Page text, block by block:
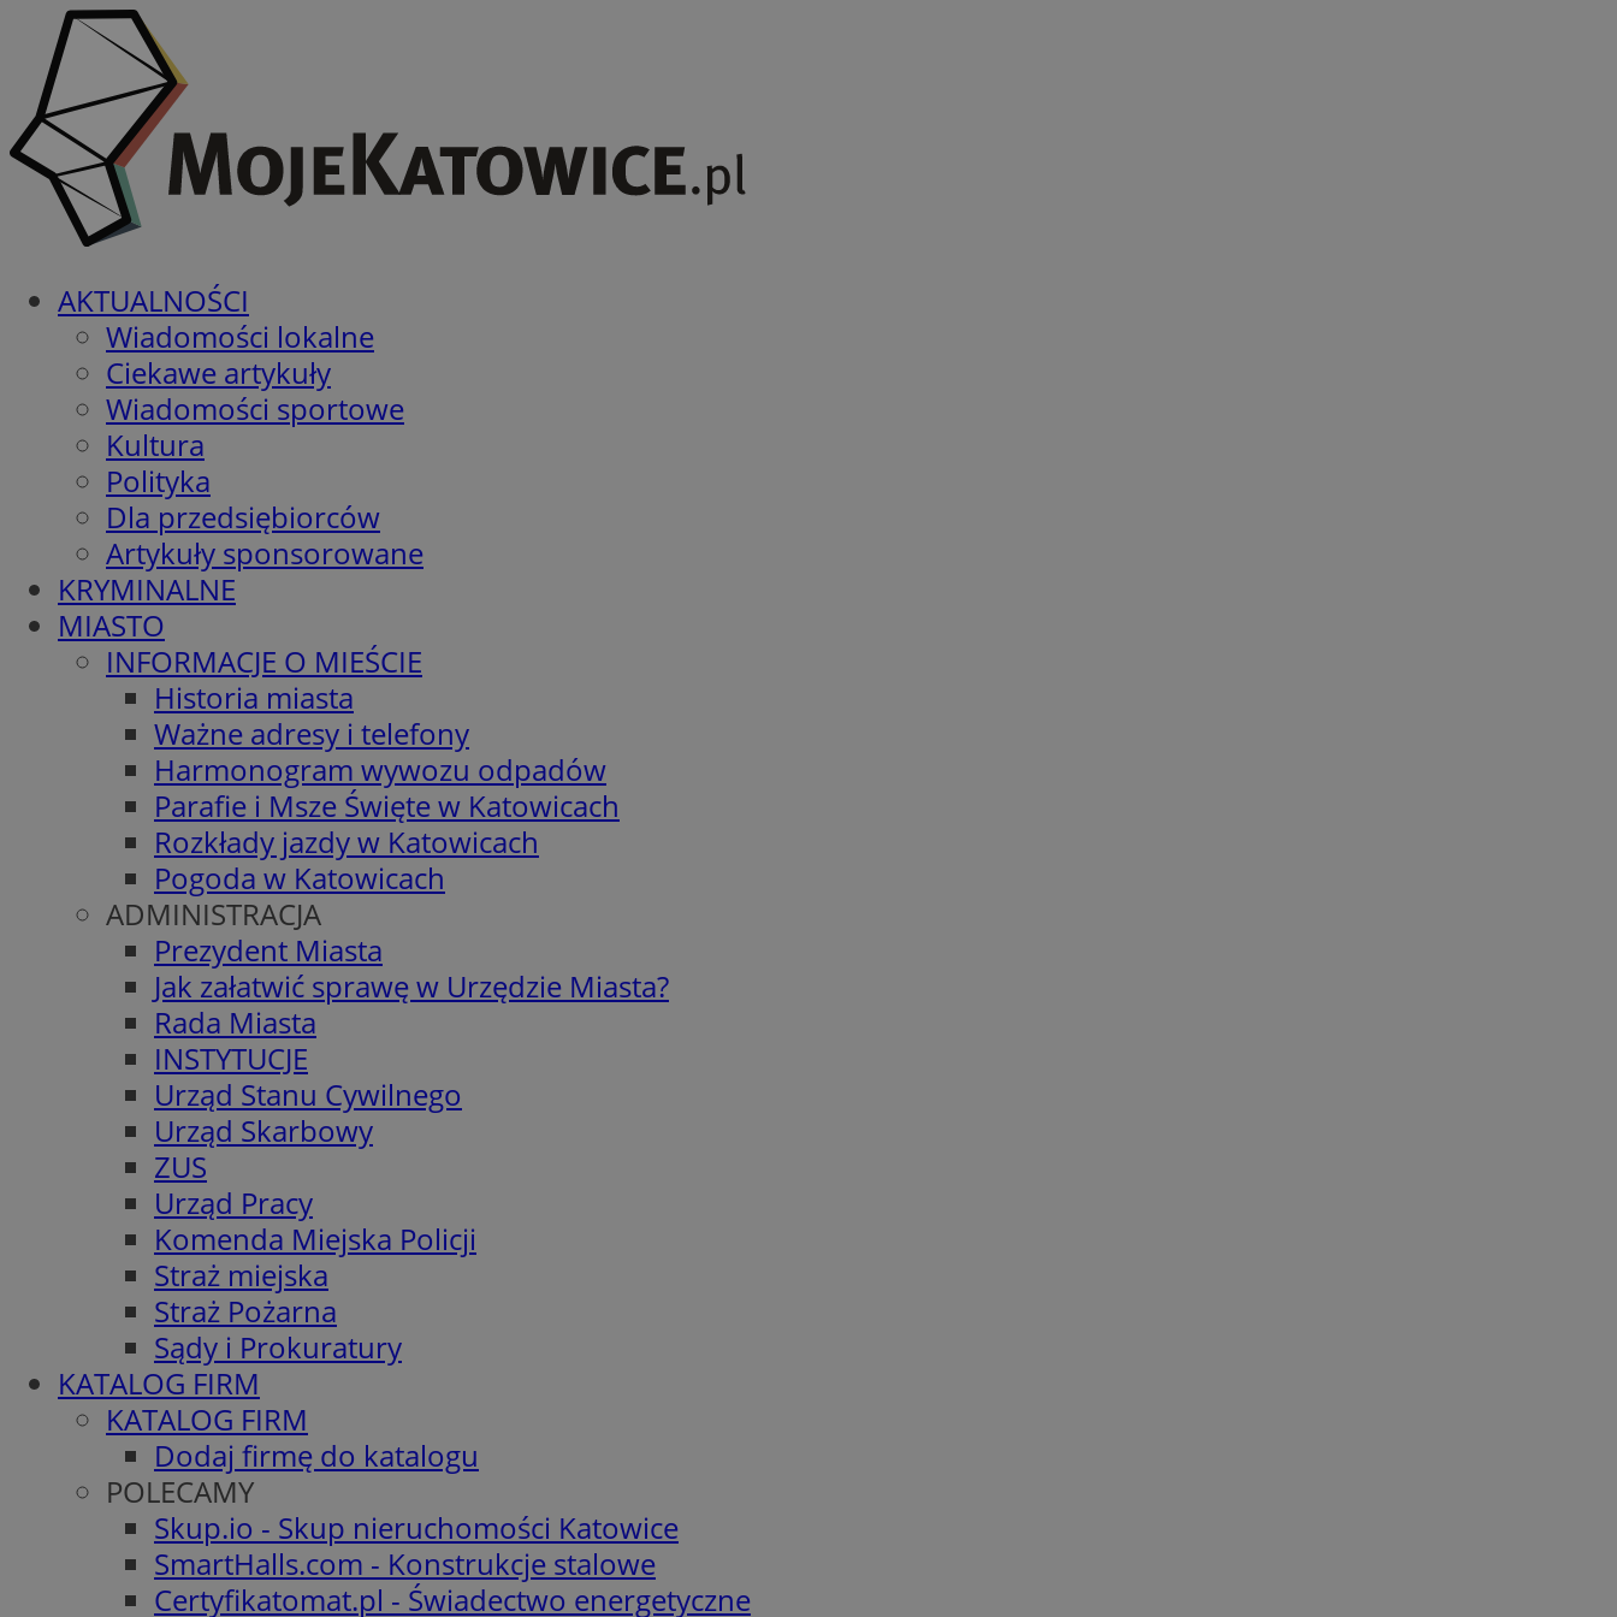
AKTUALNOŚCI
Wiadomości lokalne
Ciekawe artykuły
Wiadomości sportowe
Kultura
Polityka
Dla przedsiębiorców
Artykuły sponsorowane
KRYMINALNE
MIASTO
INFORMACJE O MIEŚCIE
Historia miasta
Ważne adresy i telefony
Harmonogram wywozu odpadów
Parafie i Msze Święte w Katowicach
Rozkłady jazdy w Katowicach
Pogoda w Katowicach
ADMINISTRACJA
Prezydent Miasta
Jak załatwić sprawę w Urzędzie Miasta?
Rada Miasta
INSTYTUCJE
Urząd Stanu Cywilnego
Urząd Skarbowy
ZUS
Urząd Pracy
Komenda Miejska Policji
Straż miejska
Straż Pożarna
Sądy i Prokuratury
KATALOG FIRM
KATALOG FIRM
Dodaj firmę do katalogu
POLECAMY
Skup.io - Skup nieruchomości Katowice
SmartHalls.com - Konstrukcje stalowe
Certyfikatomat.pl - Świadectwo energetyczne